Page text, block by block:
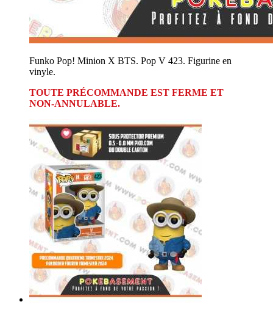
Funko Pop! Minion X BTS. Pop V 423. Figurine en
vinyle.
TOUTE PRÉCOMMANDE EST FERME ET
NON-ANNULABLE.